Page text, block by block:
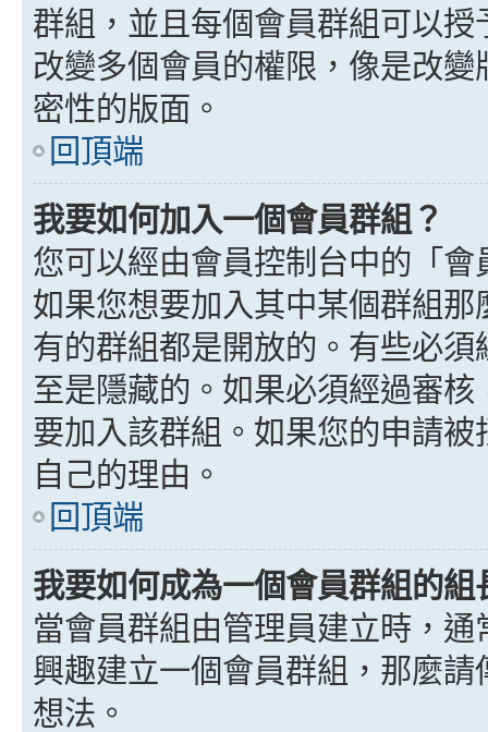
群組，並且每個會員群組可以
改變多個會員的權限，像是改
密性的版面。
回頂端
我要如何加入一個會員群組？
您可以經由會員控制台中的「
如果您想要加入其中某個群組
有的群組都是開放的。有些必
至是隱藏的。如果必須經過審
要加入該群組。如果您的申請
自己的理由。
回頂端
我要如何成為一個會員群組的組
當會員群組由管理員建立時，
興趣建立一個會員群組，那麼
想法。